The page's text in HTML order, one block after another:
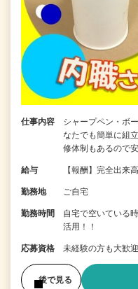
仕事内容
シャープペン・ボ
なたでも簡単に組
修体制もあるので
給与 【報酬】完全出来
勤務地 ご自宅
勤務時間
自宅で空いている
活用！！
応募資格 未経験の方も大歓迎
後で見る